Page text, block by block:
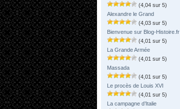
(4,04 sur 5)
Alexandre le Grand
(4,03 sur 5)
Bienvenue sur Blog-Histoire.fr
(4,01 sur 5)
La Grande Armée
(4,01 sur 5)
Massada
(4,01 sur 5)
Le procès de Louis XVI
(4,01 sur 5)
La campagne d’Italie